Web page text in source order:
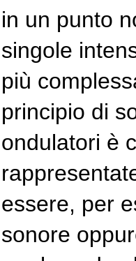
in un punto
singole
più
principio di
ondulatori è
essere, per
sonore